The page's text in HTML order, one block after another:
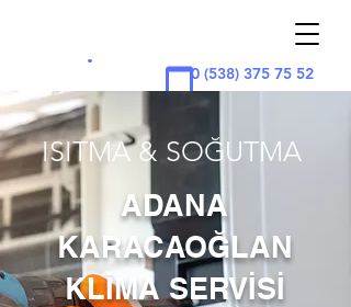
0 (538) 375 75 52
.
ISITMA & SOĞUTMA
ADANA
KARACAOĞLAN
KLİMA SERVİSİ